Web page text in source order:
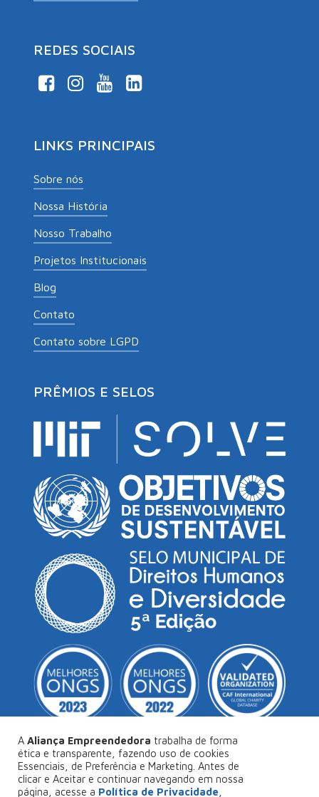
REDES SOCIAIS
LINKS PRINCIPAIS
Sobre nós
Nossa História
Nosso Trabalho
Projetos Institucionais
Blog
Contato
Contato sobre LGPD
PRÊMIOS E SELOS
© Copyright 2026Aliança Empreendedora
A Aliança Empreendedora trabalha de forma
ética e transparente, fazendo uso de cookies
Essenciais, de Preferência e Marketing. Antes de
clicar e Aceitar e continuar navegando em nossa
página, acesse a Política de Privacidade